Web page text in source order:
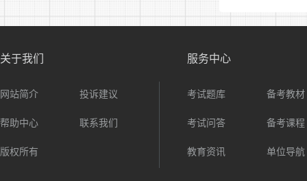
关于我们
网站简介 投诉建议
帮助中心 联系我们
版权所有
服务中心
考试题库 备考教材
考试问答 备考课程
教育资讯 单位导航